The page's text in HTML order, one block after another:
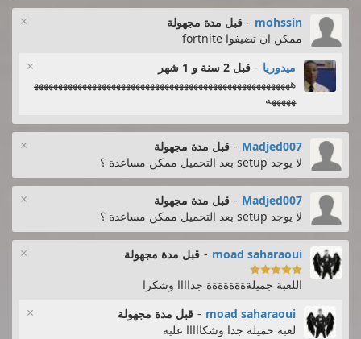
× mohssin
- قبل مدة مجهولة
ممكن ان تضيفوا fortnite
× ميدوريا - قبل 2 سنة و 1 شهر
هههههههههههههههههههههههههههههههههههههههههههههههههههههه
هههههه
× Madjed007
- قبل مدة مجهولة
لا يوجد setup بعد التحميل ممكن مساعدة ؟
× Madjed007
- قبل مدة مجهولة
لا يوجد setup بعد التحميل ممكن مساعدة ؟
× moad saharaoui
- قبل مدة مجهولة

اللعبة جميلةةةةةةةة جداااا وشكرا
× moad saharaoui
- قبل مدة مجهولة
لعبة حميلة جدا وشكااااا عليه